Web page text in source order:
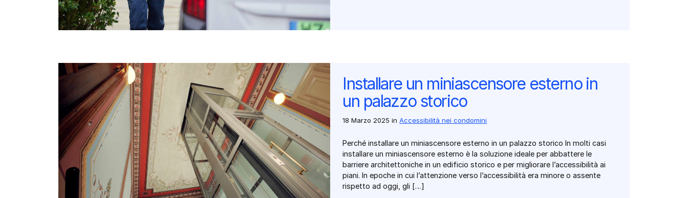
Installare un miniascensore esterno in
un palazzo storico
18 Marzo 2025 inAccessibilità nei condomini
Perché installare un miniascensore esterno in un palazzo storico In molti casi
installare un miniascensore esterno è la soluzione ideale per abbattere le
barriere architettoniche in un edificio storico e per migliorare l’accessibilità ai
piani. In epoche in cui l’attenzione verso l’accessibilità era minore o assente
rispetto ad oggi, gli […]